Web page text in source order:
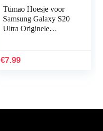
Ttimao Hoesje voor
Samsung Galaxy S20
Ultra Originele
Protector Shock
€7.99